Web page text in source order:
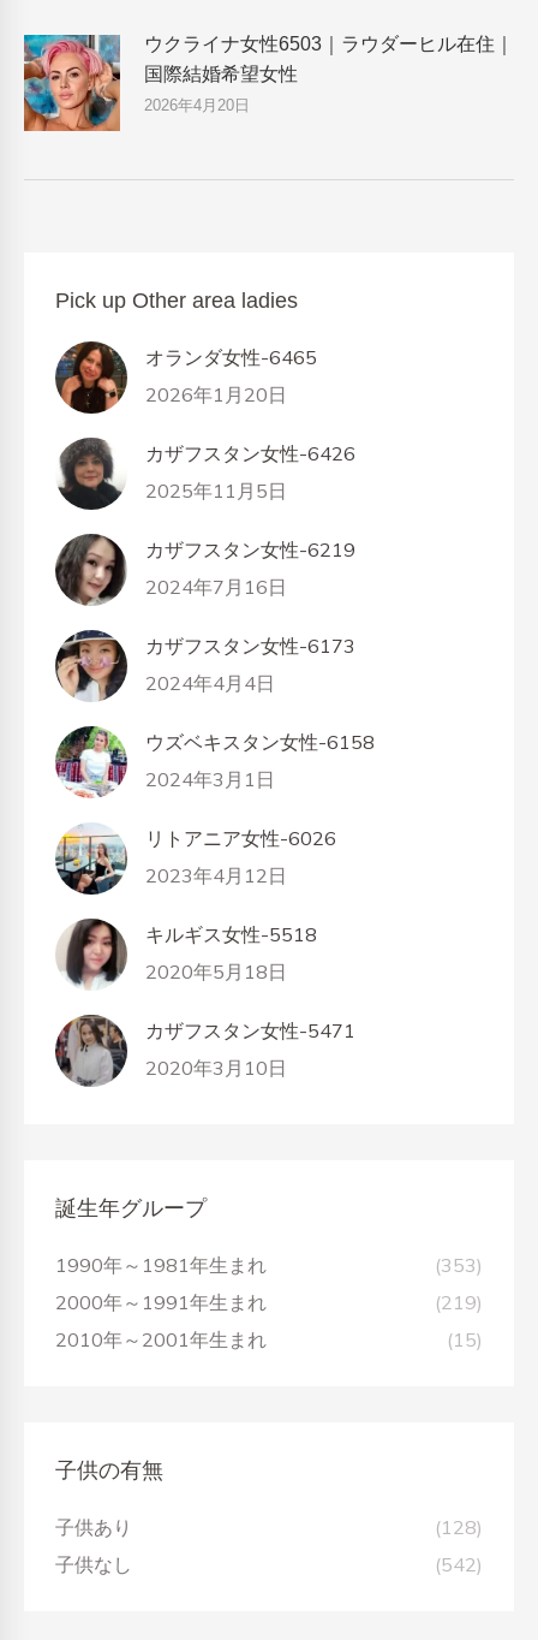
ウクライナ女性6503｜ラウダーヒル在住｜
国際結婚希望女性
2026年4月20日
Pick up Other area ladies
オランダ女性-6465
2026年1月20日
カザフスタン女性-6426
2025年11月5日
カザフスタン女性-6219
2024年7月16日
カザフスタン女性-6173
2024年4月4日
ウズベキスタン女性-6158
2024年3月1日
リトアニア女性-6026
2023年4月12日
キルギス女性-5518
2020年5月18日
カザフスタン女性-5471
2020年3月10日
誕生年グループ
1990年～1981年生まれ
(353)
2000年～1991年生まれ
(219)
2010年～2001年生まれ
(15)
子供の有無
子供あり
(128)
子供なし
(542)